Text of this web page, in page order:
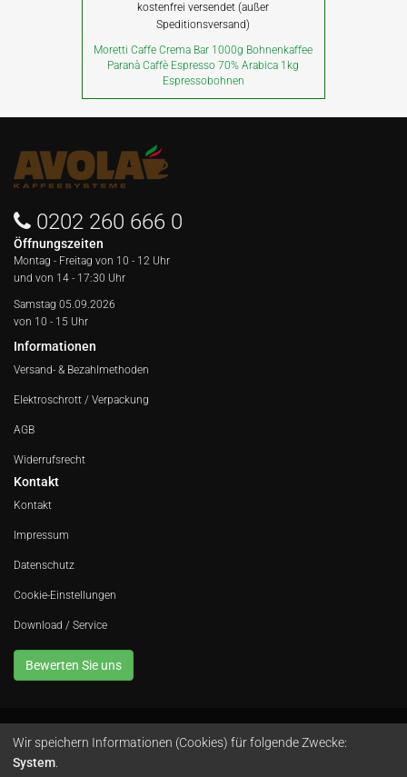
kostenfrei versendet (außer
Speditionsversand)
Moretti Caffe Crema Bar 1000g Bohnenkaffee
Paranà Caffè Espresso 70% Arabica 1kg
Espressobohnen
0202 260 666 0
Öffnungszeiten
Montag - Freitag von 10 - 12 Uhr
und von 14 - 17:30 Uhr
Samstag 05.09.2026
von 10 - 15 Uhr
Informationen
Versand- & Bezahlmethoden
Elektroschrott / Verpackung
AGB
Widerrufsrecht
Kontakt
Kontakt
Impressum
Datenschutz
Cookie-Einstellungen
Download / Service
Bewerten Sie uns
Avola GmbH • In der Fleute 52 • 42389 Wuppertal • Telefon 0202 260 666 0
Instagram
Wir speichern Informationen (Cookies) für folgende Zwecke:
System